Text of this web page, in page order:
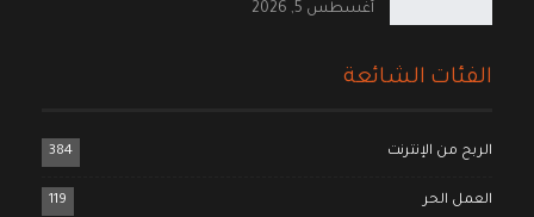
أغسطس 5, 2026
الفئات الشائعة
الربح من الإنترنت 384
العمل الحر 119